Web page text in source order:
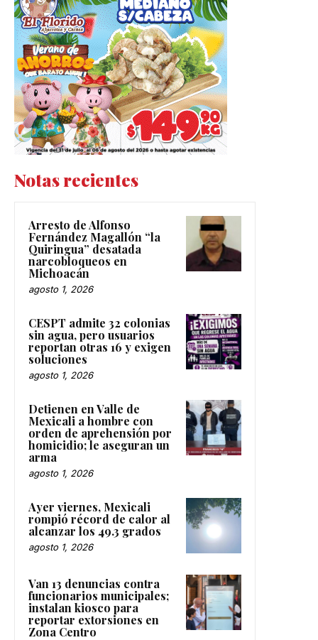
Notas recientes
Arresto de Alfonso
Fernández Magallón “la
Quiringua” desatada
narcobloqueos en
Michoacán
agosto 1, 2026
CESPT admite 32 colonias
sin agua, pero usuarios
reportan otras 16 y exigen
soluciones
agosto 1, 2026
Detienen en Valle de
Mexicali a hombre con
orden de aprehensión por
homicidio; le aseguran un
arma
agosto 1, 2026
Ayer viernes, Mexicali
rompió récord de calor al
alcanzar los 49.3 grados
agosto 1, 2026
Van 13 denuncias contra
funcionarios municipales;
instalan kiosco para
reportar extorsiones en
Zona Centro